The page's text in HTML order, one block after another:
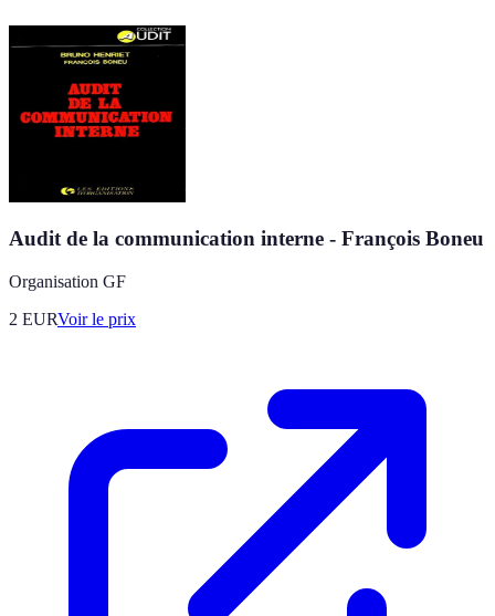
Audit de la communication interne - François Boneu
Organisation GF
2 EURVoir le prix